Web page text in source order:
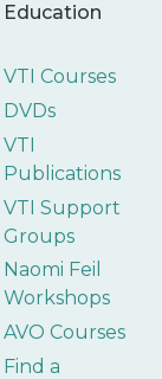
Education
VTI Courses
DVDs
VTI
Publications
VTI Support
Groups
Naomi Feil
Workshops
AVO Courses
Find a